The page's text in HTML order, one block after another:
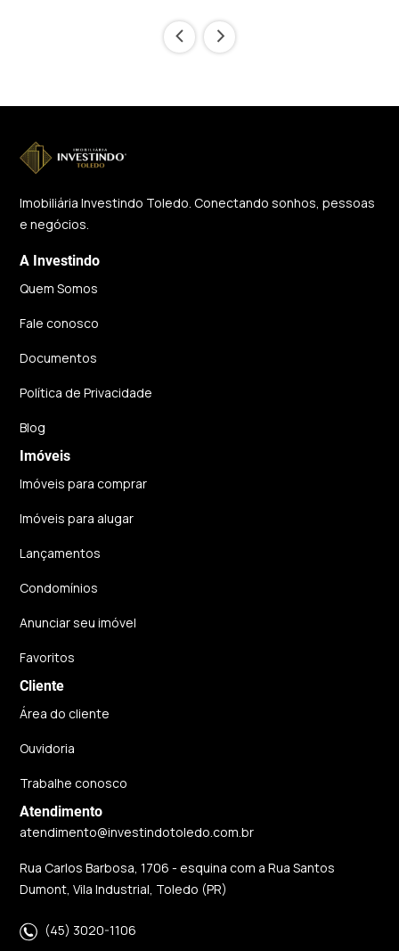
‹ ›
Imobiliária Investindo Toledo. Conectando sonhos, pessoas
e negócios.
A Investindo
Quem Somos
Fale conosco
Documentos
Política de Privacidade
Blog
Imóveis
Imóveis para comprar
Imóveis para alugar
Lançamentos
Condomínios
Anunciar seu imóvel
Favoritos
Cliente
Área do cliente
Ouvidoria
Trabalhe conosco
Atendimento
atendimento@investindotoledo.com.br
Rua Carlos Barbosa, 1706 - esquina com a Rua Santos
Dumont, Vila Industrial, Toledo (PR)
(45) 3020-1106